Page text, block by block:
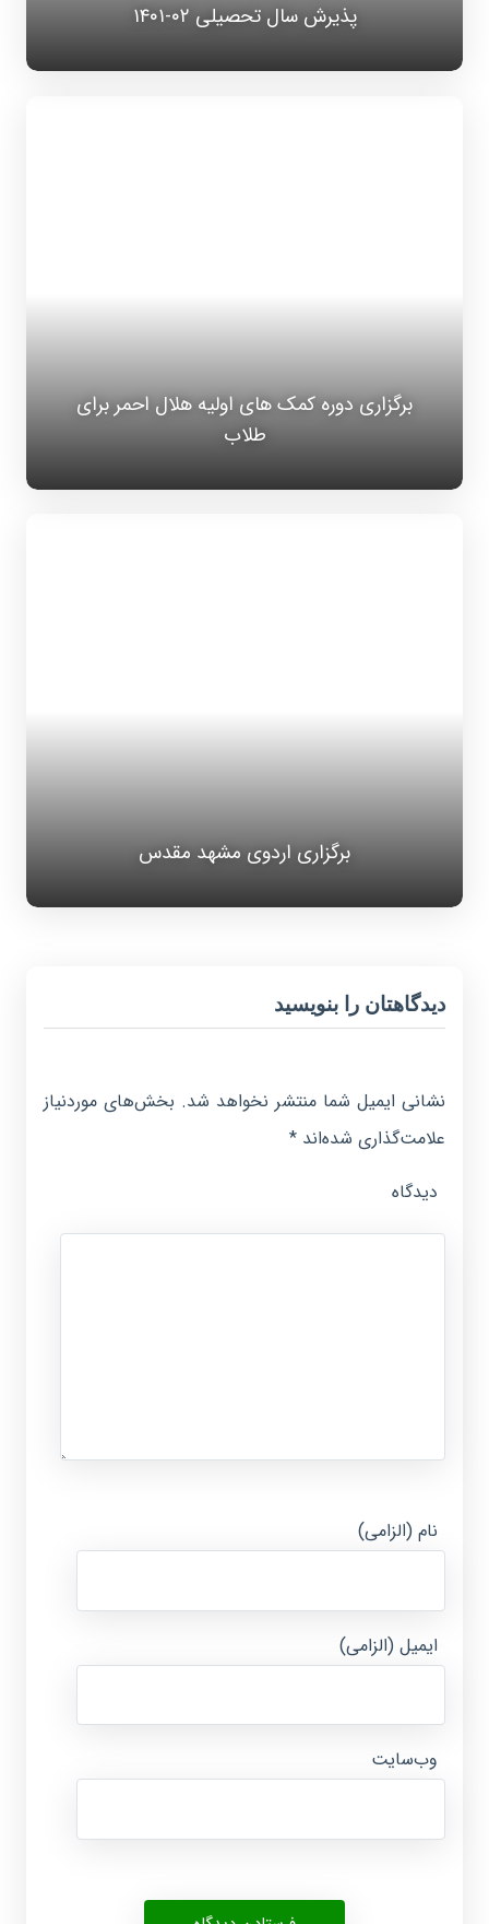
پذیرش سال تحصیلی ۰۲-۱۴۰۱
برگزاری دوره کمک های اولیه هلال احمر برای
طلاب
برگزاری اردوی مشهد مقدس
دیدگاهتان را بنویسید
نشانی ایمیل شما منتشر نخواهد شد. بخش‌های موردنیاز
علامت‌گذاری شده‌اند*
دیدگاه
نام (الزامی)
ایمیل (الزامی)
وب‌سایت